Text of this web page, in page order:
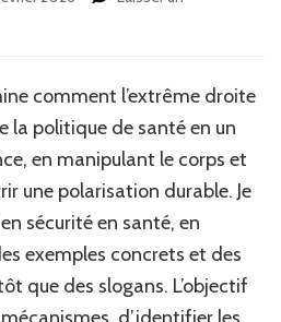
comment l’extrême droite
la politique de santé en un
en manipulant le corps et
une polarisation durable. Je
sécurité en santé, en
exemples concrets et des
que des slogans. L’objectif